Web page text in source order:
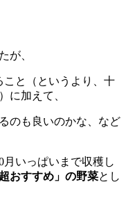
が、
と（というより、十
に加えて、
のも良いのかな、など
いっぱいまで収穫し
超おすすめ」の野菜とし